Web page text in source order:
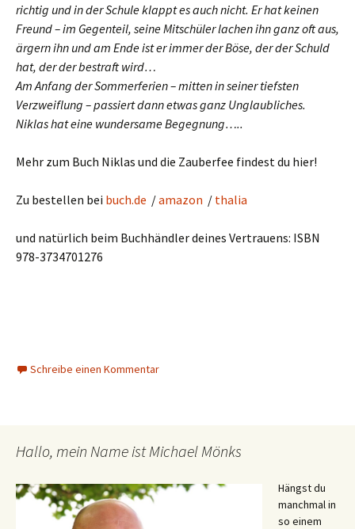
richtig und in der Schule klappt es auch nicht. Er hat keinen
Freund – im Gegenteil, seine Mitschüler lachen ihn ganz oft aus,
ärgern ihn und am Ende ist er immer der Böse, der der Schuld
hat, der der bestraft wird…
Am Anfang der Sommerferien – mitten in seiner tiefsten
Verzweiflung – passiert dann etwas ganz Unglaubliches.
Niklas hat eine wundersame Begegnung…..
Mehr zum Buch Niklas und die Zauberfee findest du hier!
Zu bestellen bei buch.de /amazon / thalia
und natürlich beim Buchhändler deines Vertrauens: ISBN
978-3734701276
Schreibe einen Kommentar
Hallo, mein Name ist Michael Mönks
Hängst du
manchmal in
so einem